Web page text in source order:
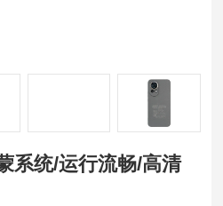
系统/运行流畅/高清